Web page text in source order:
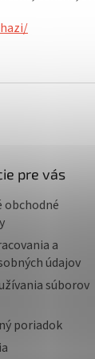
pre vás
obchodné
a
údajov
súborov
poriadok